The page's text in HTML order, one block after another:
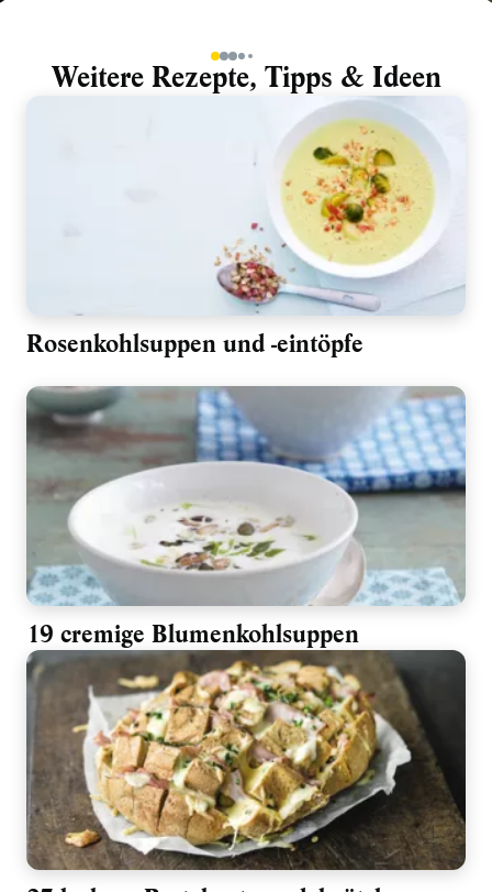
1234 5
Weitere Rezepte, Tipps & Ideen
Rosenkohlsuppen und -eintöpfe
19 cremige Blumenkohlsuppen